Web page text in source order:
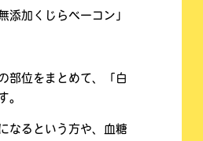
添加くじらベーコン」
部位をまとめて、「白
。
なるという方や、血糖